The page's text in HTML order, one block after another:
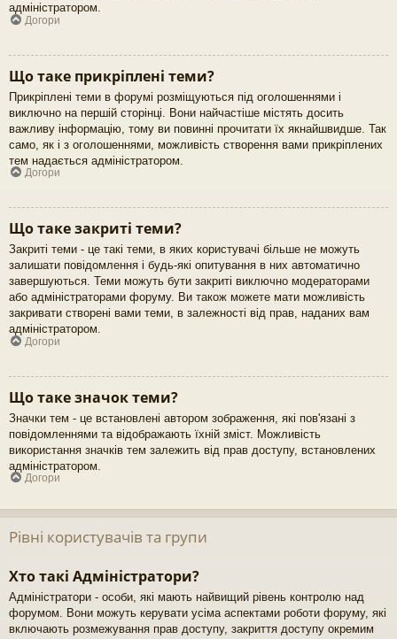
адміністратором.
Догори
Що таке прикріплені теми?
Прикріплені теми в форумі розміщуються під оголошеннями і
виключно на першій сторінці. Вони найчастіше містять досить
важливу інформацію, тому ви повинні прочитати їх якнайшвидше. Так
само, як і з оголошеннями, можливість створення вами прикріплених
тем надається адміністратором.
Догори
Що таке закриті теми?
Закриті теми - це такі теми, в яких користувачі більше не можуть
залишати повідомлення і будь-які опитування в них автоматично
завершуються. Теми можуть бути закриті виключно модераторами
або адміністраторами форуму. Ви також можете мати можливість
закривати створені вами теми, в залежності від прав, наданих вам
адміністратором.
Догори
Що таке значок теми?
Значки тем - це встановлені автором зображення, які пов'язані з
повідомленнями та відображають їхній зміст. Можливість
використання значків тем залежить від прав доступу, встановлених
адміністратором.
Догори
Рівні користувачів та групи
Хто такі Адміністратори?
Адміністратори - особи, які мають найвищий рівень контролю над
форумом. Вони можуть керувати усіма аспектами роботи форуму, які
включають розмежування прав доступу, закриття доступу окремим